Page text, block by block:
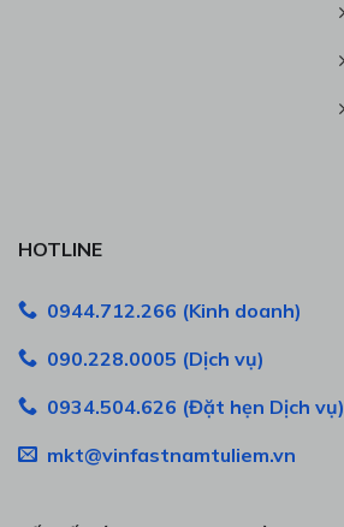
HOTLINE
0944.712.266 (Kinh doanh)
090.228.0005 (Dịch vụ)
0934.504.626 (Đặt hẹn Dịch vụ)
mkt@vinfastnamtuliem.vn